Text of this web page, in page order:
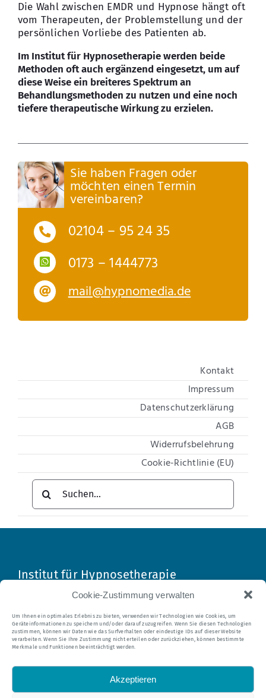
Cookie-Zustimmung verwalten
Um Ihnen ein optimales Erlebnis zu bieten, verwenden wir Technologien wie Cookies, um
Geräteinformationen zu speichern und/oder darauf zuzugreifen. Wenn Sie diesen Technologien
zustimmen, können wir Daten wie das Surfverhalten oder eindeutige IDs auf dieser Website
verarbeiten. Wenn Sie Ihre Zustimmung nicht erteilen oder zurückziehen, können bestimmte
Merkmale und Funktionen beeinträchtigt werden.
Akzeptieren
Die Wahl zwischen EMDR und Hypnose hängt oft
vom Therapeuten, der Problemstellung und der
persönlichen Vorliebe des Patienten ab.
Im Institut für Hypnosetherapie werden beide
Methoden oft auch ergänzend eingesetzt, um auf
diese Weise ein breiteres Spektrum an
Behandlungsmethoden zu nutzen und eine noch
tiefere therapeutische Wirkung zu erzielen.
Sie haben Fragen oder
möchten einen Termin
vereinbaren?
02104 – 95 24 35
0173 – 1444773
mail@hypnomedia.de
Kontakt
Impressum
Datenschutzerklärung
AGB
Widerrufsbelehrung
Cookie-Richtlinie (EU)
Suche
nach:
Institut für Hypnosetherapie
E-Mail:mail@hypnomedia.de